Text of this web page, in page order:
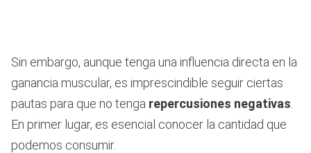
Sin embargo, aunque tenga una influencia directa en la
ganancia muscular, es imprescindible seguir ciertas
pautas para que no tenga repercusiones negativas
En primer lugar, es esencial conocer la cantidad que
podemos consumir.